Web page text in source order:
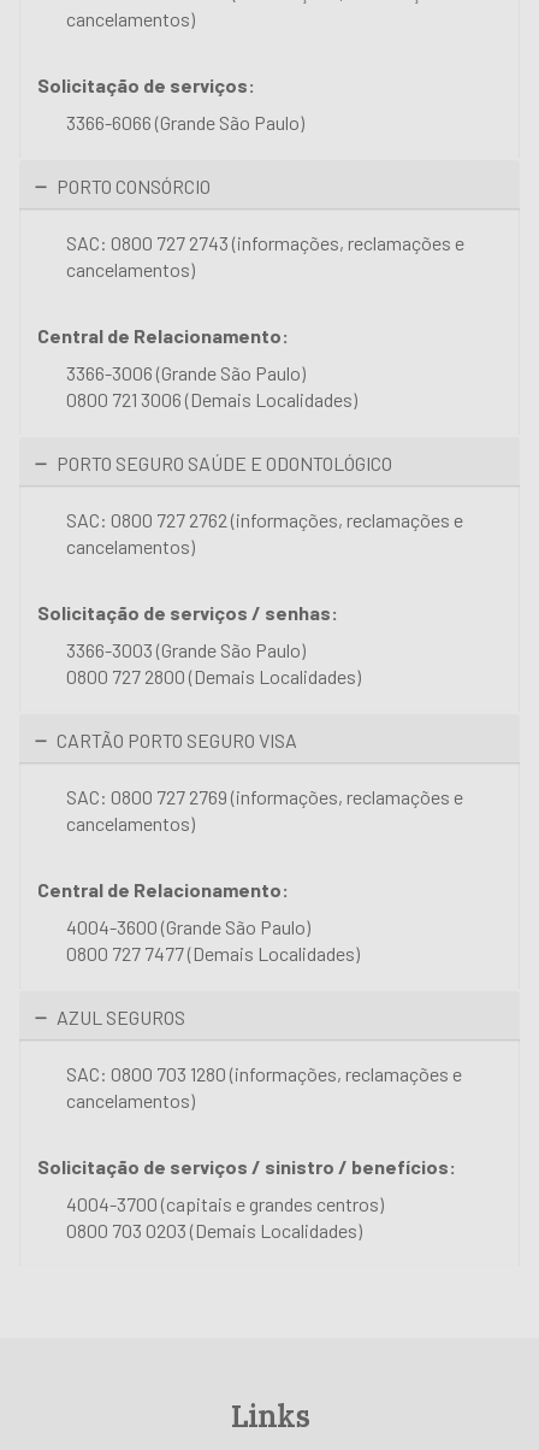
cancelamentos)
Solicitação de serviços:
3366-6066 (Grande São Paulo)
PORTO CONSÓRCIO
SAC: 0800 727 2743 (informações, reclamações e
cancelamentos)
Central de Relacionamento:
3366-3006 (Grande São Paulo)
0800 721 3006 (Demais Localidades)
PORTO SEGURO SAÚDE E ODONTOLÓGICO
SAC: 0800 727 2762 (informações, reclamações e
cancelamentos)
Solicitação de serviços / senhas:
3366-3003 (Grande São Paulo)
0800 727 2800 (Demais Localidades)
CARTÃO PORTO SEGURO VISA
SAC: 0800 727 2769 (informações, reclamações e
cancelamentos)
Central de Relacionamento:
4004-3600 (Grande São Paulo)
0800 727 7477 (Demais Localidades)
AZUL SEGUROS
SAC: 0800 703 1280 (informações, reclamações e
cancelamentos)
Solicitação de serviços / sinistro / benefícios:
4004-3700 (capitais e grandes centros)
0800 703 0203 (Demais Localidades)
Links